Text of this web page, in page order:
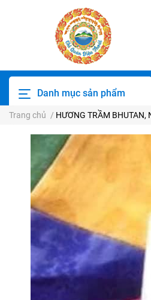
Danh mục sản phẩm
Trang chủ / HƯƠNG TRẦM BHUTAN,